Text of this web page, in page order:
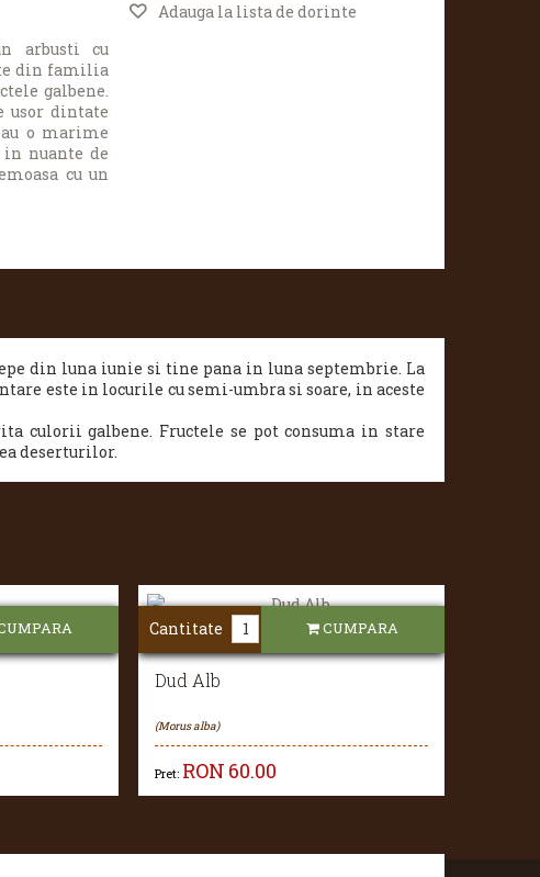
arbusti cu
din familia
galbene.
usor dintate
o marime
nuante de
cu un
Adauga la lista de dorinte
din luna iunie si tine pana in luna septembrie. La
este in locurile cu semi-umbra si soare, in aceste
culorii galbene. Fructele se pot consuma in stare
deserturilor.
Dud Alb
(Morus alba)
Pret: RON 60.00
Cantitate CUMPARA